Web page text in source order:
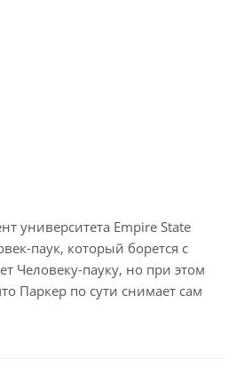
университета Empire State
паук, который борется с
Человеку-пауку, но при этом
Паркер по сути снимает сам